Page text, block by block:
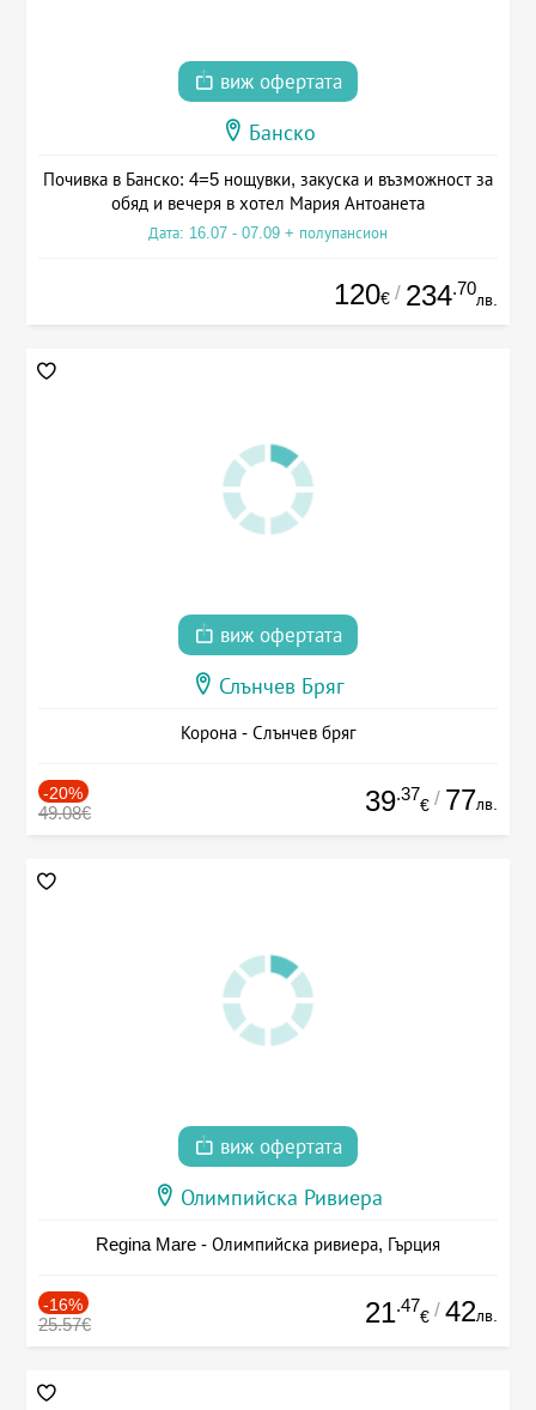
виж офертата
Банско
Почивка в Банско: 4=5 нощувки, закуска и възможност за
обяд и вечеря в хотел Мария Антоанета
Дата: 16.07 - 07.09 + полупансион
120€ / 234.70
лв.
виж офертата
Слънчев Бряг
Корона - Слънчев бряг
-20%
49.08€ 39.37
€ / 77лв.
виж офертата
Олимпийска Ривиера
Regina Mare - Олимпийска ривиера, Гърция
-16%
25.57€ 21.47
€ / 42лв.